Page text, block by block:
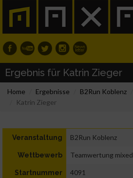
Ergebnis für Katrin Zieger
Home Ergebnisse B2Run Koblenz
Katrin Zieger
Veranstaltung B2Run Koblenz
Wettbewerb Teamwertung mixed
Startnummer 4091